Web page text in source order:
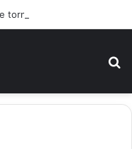
tornarem “novos santos”